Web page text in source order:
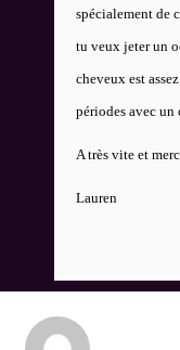
spécialement de
tu veux jeter un
cheveux est
périodes avec un
A très vite et
Lauren